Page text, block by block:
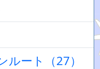
ルート（27）